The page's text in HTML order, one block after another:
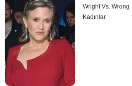
Wright Vs. Wrong
Kadınlar